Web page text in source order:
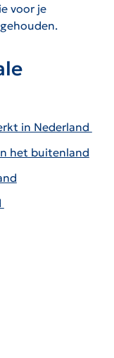
voor je
in Nederland
het buitenland